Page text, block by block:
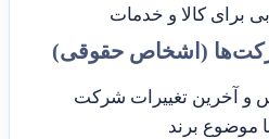
برای کالا و خدمات
(اشخاص حقوقی)
و آخرین تغییرات شرکت
موضوع برند